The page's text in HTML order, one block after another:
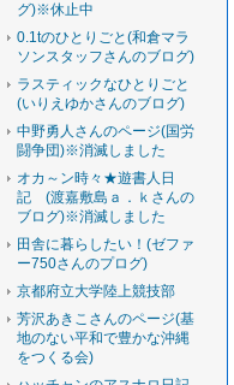
グ)※休止中
0.1tのひとりごと(和倉マラ
ソンスタッフさんのブログ)
ラスティックなひとりごと
(いりえゆかさんのブログ)
中野勇人さんのページ(国労
闘争団)※消滅しました
オカ～ン時々★遊書人日
記 (渡嘉敷島ａ．ｋさんの
ブログ)※消滅しました
田舎に暮らしたい！(ゼファ
ー750さんのプログ)
京都府立大学陸上競技部
芳沢あきこさんのページ(基
地のない平和で豊かな沖縄
をつくる会)